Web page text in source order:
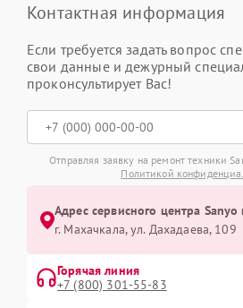
Контактная информация
Если требуется задать вопрос
свои данные и дежурный
проконсультирует Вас!
Отправляя заявку на ремонт техники
Политикой
Адрес сервисного центра
г. Махачкала, ул. Дахадаева, 109
Горячая линия
+7 (800) 301-55-83